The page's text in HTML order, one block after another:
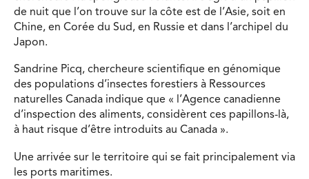
de nuit que l’on trouve sur la côte est de l’Asie, soit en
Chine, en Corée du Sud, en Russie et dans l’archipel du
Japon.
Sandrine Picq, chercheure scientifique en génomique
des populations d’insectes forestiers à Ressources
naturelles Canada indique que « l’Agence canadienne
d’inspection des aliments, considèrent ces papillons-là,
à haut risque d’être introduits au Canada ».
Une arrivée sur le territoire qui se fait principalement via
les ports maritimes.